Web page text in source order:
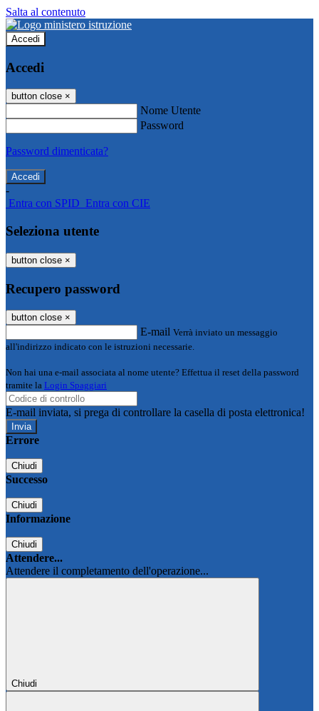
Salta al contenuto
Accedi
Accedi
button close ×
Nome Utente
Password
Password dimenticata?
-
Entra con SPID Entra con CIE
Seleziona utente
button close ×
Recupero password
button close ×
E-mail Verrà inviato un messaggio
all'indirizzo indicato con le istruzioni necessarie.
Non hai una e-mail associata al nome utente? Effettua il reset della password
tramite la Login Spaggiari
E-mail inviata, si prega di controllare la casella di posta elettronica!
Errore
Chiudi
Successo
Chiudi
Informazione
Chiudi
Attendere...
Attendere il completamento dell'operazione...
Chiudi